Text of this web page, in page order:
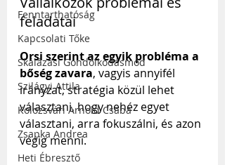
Fenntarthatóság
Kapcsolati Tőke
Skálázási Gondolkodásmód
Szilágyi Attila
Kolozsvári Arnold Csaba
Zsapka Andrea
Heti Ébresztő
feladatai
Orsi szerint az egyik probléma a
bőség zavara, vagyis annyifél
irányzat, stratégia közül lehet
választani, hogy nehéz egyet
választani, arra fokuszálni, és azon
végig menni.